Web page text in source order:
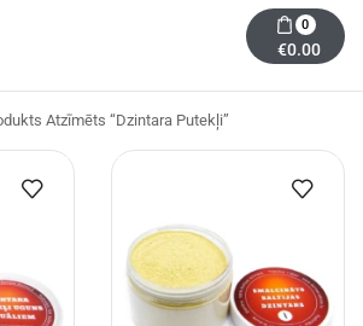
0
€0.00
Atzīmēts “dzintara Putekļi”